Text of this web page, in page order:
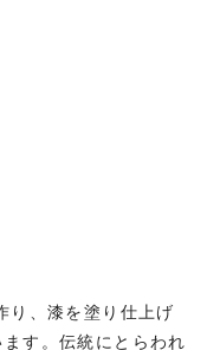
す。伝統にとらわれ